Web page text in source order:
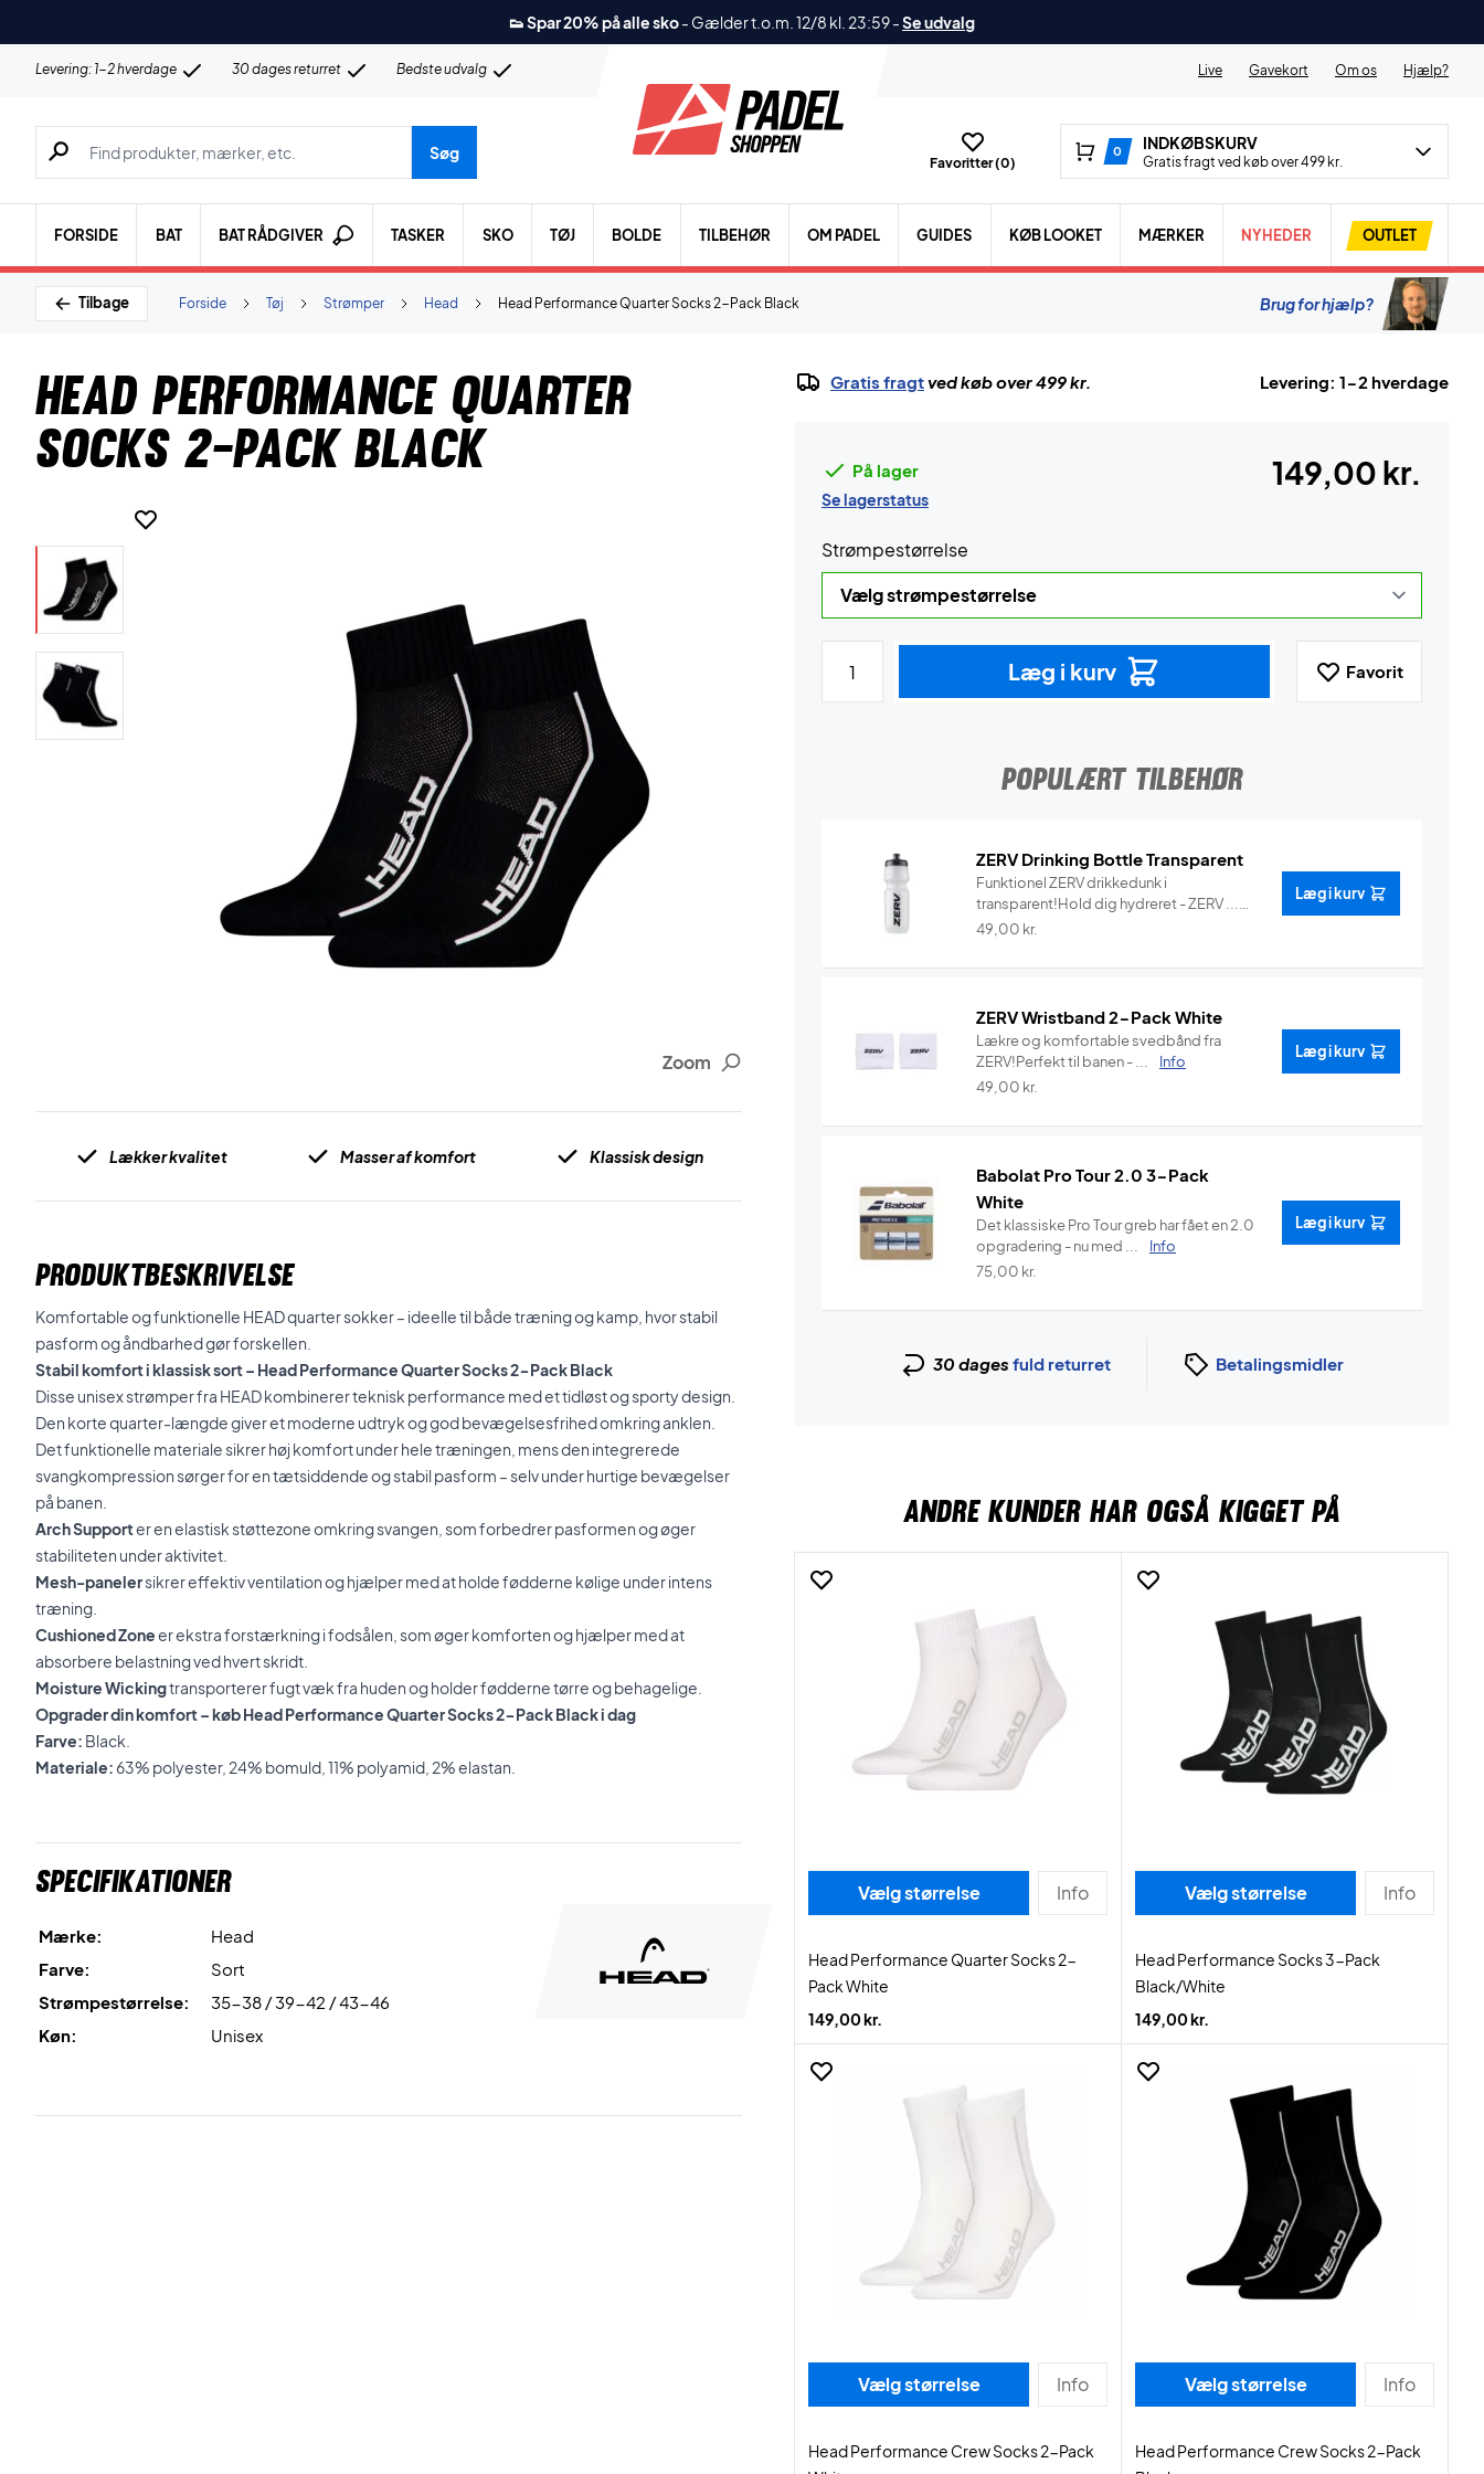
👟 Spar 20% på alle sko- Gælder t.o.m. 12/8 kl. 23:59-Se udvalg
Levering: 1-2 hverdage 30 dages returret Bedste udvalg Live Gavekort Om os Hjælp?
Søg efter produkter, mærker etc.
Søg
Favoritter (0)
0 INDKØBSKURV
Gratis fragt ved køb over 499 kr.
FORSIDE BAT BAT RÅDGIVER TASKER SKO TØJ BOLDE TILBEHØR OM PADEL GUIDES KØB LOOKET MÆRKER NYHEDER OUTLET
Tilbage Head Performance Quarter Socks 2-Pack Black
Head
Strømper
Tøj
Forside Brug for hjælp?
Head Performance Quarter
Socks 2-Pack Black
Zoom
Lækker kvalitet Masser af komfort Klassisk design
PRODUKTBESKRIVELSE
Komfortable og funktionelle HEAD quarter sokker – ideelle til både træning og kamp, hvor stabil
pasform og åndbarhed gør forskellen.
Stabil komfort i klassisk sort – Head Performance Quarter Socks 2-Pack Black
Disse unisex strømper fra HEAD kombinerer teknisk performance med et tidløst og sporty design.
Den korte quarter-længde giver et moderne udtryk og god bevægelsesfrihed omkring anklen.
Det funktionelle materiale sikrer høj komfort under hele træningen, mens den integrerede
svangkompression sørger for en tætsiddende og stabil pasform – selv under hurtige bevægelser
på banen.
Arch Supporter en elastisk støttezone omkring svangen, som forbedrer pasformen og øger
stabiliteten under aktivitet.
Mesh-panelersikrer effektiv ventilation og hjælper med at holde fødderne kølige under intens
træning.
Cushioned Zoneer ekstra forstærkning i fodsålen, som øger komforten og hjælper med at
absorbere belastning ved hvert skridt.
Moisture Wickingtransporterer fugt væk fra huden og holder fødderne tørre og behagelige.
Opgrader din komfort – køb Head Performance Quarter Socks 2-Pack Black i dag
Farve: Black.
Materiale:63% polyester, 24% bomuld, 11% polyamid, 2% elastan.
Specifikationer
Mærke:
Head
Farve:
Sort
Strømpestørrelse:
35-38 / 39-42 / 43-46
Køn:
Unisex
Gratis fragtved køb over 499 kr. Levering: 1-2 hverdage
På lager
Se lagerstatus
149,00 kr.
Strømpestørrelse
Læg i kurv Favorit
POPULÆRT TILBEHØR
ZERV Drinking Bottle Transparent
Funktionel ZERV drikkedunk i
transparent!Hold dig hydreret - ZERV ...
Info
49,00 kr.
Læg i kurv
ZERV Wristband 2-Pack White
Lækre og komfortable svedbånd fra
ZERV!Perfekt til banen - ...
Info
49,00 kr.
Læg i kurv
Babolat Pro Tour 2.0 3-Pack
White
Det klassiske Pro Tour greb har fået en 2.0
opgradering - nu med ...
Info
75,00 kr.
Læg i kurv
30 dages fuld returret Betalingsmidler
ANDRE KUNDER HAR OGSÅ KIGGET PÅ
Vælg størrelse Info
Head Performance Quarter Socks 2-
Pack White
149,00 kr.
Vælg størrelse Info
Head Performance Socks 3-Pack
Black/White
149,00 kr.
Vælg størrelse Info
Head Performance Crew Socks 2-Pack
Vælg størrelse Info
Head Performance Crew Socks 2-Pack